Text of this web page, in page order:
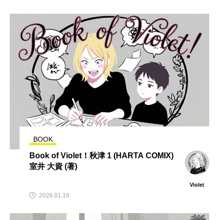
BOOK
Book of Violet！秋津 1 (HARTA COMIX)
室井 大資 (著)
Violet
2026.01.16